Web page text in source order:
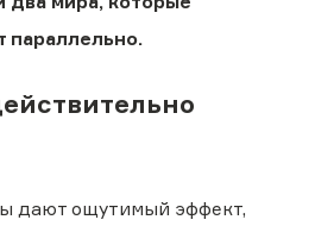
параллельно.
дают ощутимый эффект,